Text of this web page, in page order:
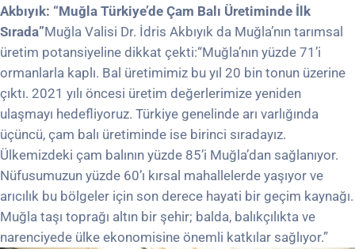
Akbıyık: “Muğla Türkiye’de Çam Balı Üretiminde İlk
Sırada”Muğla Valisi Dr. İdris Akbıyık da Muğla’nın tarımsal
üretim potansiyeline dikkat çekti:“Muğla’nın yüzde 71’i
ormanlarla kaplı. Bal üretimimiz bu yıl 20 bin tonun üzerine
çıktı. 2021 yılı öncesi üretim değerlerimize yeniden
ulaşmayı hedefliyoruz. Türkiye genelinde arı varlığında
üçüncü, çam balı üretiminde ise birinci sıradayız.
Ülkemizdeki çam balının yüzde 85’i Muğla’dan sağlanıyor.
Nüfusumuzun yüzde 60’ı kırsal mahallelerde yaşıyor ve
arıcılık bu bölgeler için son derece hayati bir geçim kaynağı.
Muğla taşı toprağı altın bir şehir; balda, balıkçılıkta ve
narenciyede ülke ekonomisine önemli katkılar sağlıyor.”